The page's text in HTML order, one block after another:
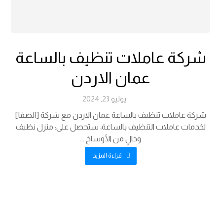
شركة عاملات تنظيف بالساعة
عمان الاردن
يوليو 23, 2024
شركة عاملات تنظيف بالساعة عمان الاردن مع شركة [الصفا]
لخدمات عاملات التنظيف بالساعة، ستحصل على: منزل نظيف
وخالٍ من الأوساخ ...
قراءة المزيد